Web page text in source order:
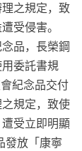
之規定，致
受侵害。
品，長榮鋼
委託書規
紀念品交付
規定，致使
受立即明顯
發放「康寧